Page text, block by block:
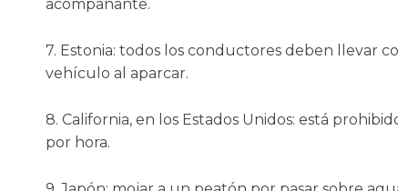
acompañante.
7. Estonia: todos los conductores deben llevar
vehículo al aparcar.
8. California, en los Estados Unidos: está
por hora.